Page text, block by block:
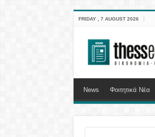
FRIDAY , 7 AUGUST 2026
News Φοιτητικά Νέα